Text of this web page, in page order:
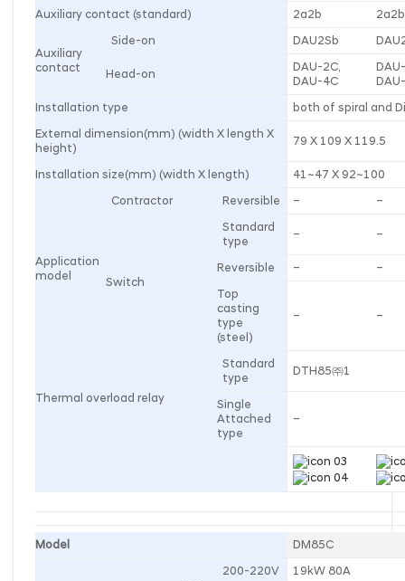
Auxiliary contact (standard) 2a2b 2a2b
Auxiliary
contact
Side-on DAU2Sb
Head-on
DAU-2C,
DAU-4C
Installation type
both of spiral and
External dimension(mm) (width X length X
height)
79 X 109 X 119.5
Installation size(mm) (width X length) 41~47 X 92~100
Application
model
Contractor Reversible – –
Switch
Standard
type
– –
Reversible –
–
Top
casting
type
(steel)
– –
Thermal overload relay
Standard
type
DTH85㈜1
Single
Attached
type
–
Model DM85C
200-220V
19kW 80A